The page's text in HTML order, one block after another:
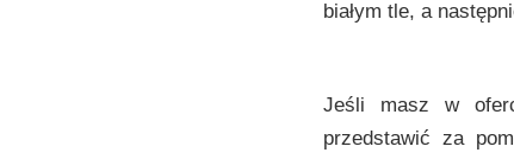
białym tle, a
Jeśli masz w
przedstawić za